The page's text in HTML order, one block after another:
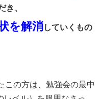
き、
を解消していくもの
この方は、勉強会の最中